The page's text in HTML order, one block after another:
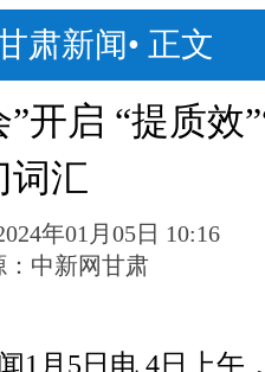
肃新闻• 正文
开启 “提质效
词汇
年01月05日 10:16
中新网甘肃
月5日电 4日上午